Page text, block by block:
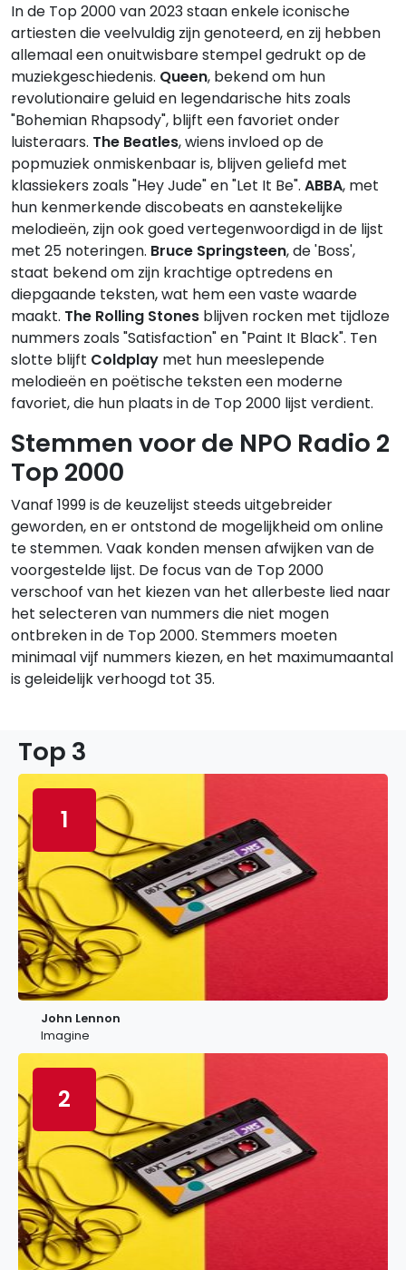
In de Top 2000 van 2023 staan enkele iconische
artiesten die veelvuldig zijn genoteerd, en zij hebben
allemaal een onuitwisbare stempel gedrukt op de
muziekgeschiedenis. Queen, bekend om hun
revolutionaire geluid en legendarische hits zoals
"Bohemian Rhapsody", blijft een favoriet onder
luisteraars. The Beatles, wiens invloed op de
popmuziek onmiskenbaar is, blijven geliefd met
klassiekers zoals "Hey Jude" en "Let It Be". ABBA, met
hun kenmerkende discobeats en aanstekelijke
melodieën, zijn ook goed vertegenwoordigd in de lijst
met 25 noteringen. Bruce Springsteen, de 'Boss',
staat bekend om zijn krachtige optredens en
diepgaande teksten, wat hem een vaste waarde
maakt. The Rolling Stones blijven rocken met tijdloze
nummers zoals "Satisfaction" en "Paint It Black". Ten
slotte blijft Coldplay met hun meeslepende
melodieën en poëtische teksten een moderne
favoriet, die hun plaats in de Top 2000 lijst verdient.
Stemmen voor de NPO Radio 2
Top 2000
Vanaf 1999 is de keuzelijst steeds uitgebreider
geworden, en er ontstond de mogelijkheid om online
te stemmen. Vaak konden mensen afwijken van de
voorgestelde lijst. De focus van de Top 2000
verschoof van het kiezen van het allerbeste lied naar
het selecteren van nummers die niet mogen
ontbreken in de Top 2000. Stemmers moeten
minimaal vijf nummers kiezen, en het maximumaantal
is geleidelijk verhoogd tot 35.
Top 3
1
John Lennon
Imagine
2